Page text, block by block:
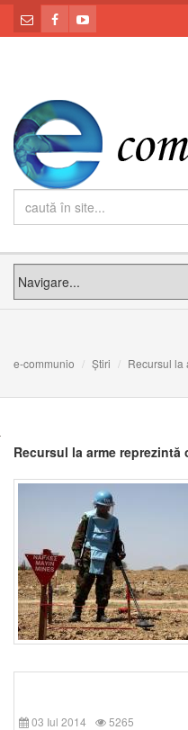
e-communio Știri Recursul la
Recursul la arme
03 Iul 2014 5265